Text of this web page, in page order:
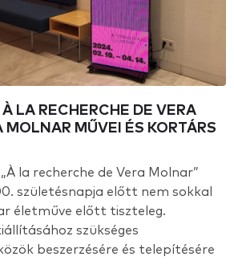
LA RECHERCHE DE VERA
MOLNAR MŰVEI ÉS KORTÁRS
la recherche de Vera Molnar”
születésnapja előtt nem sokkal
életműve előtt tiszteleg.
szükséges
beszerzésére és telepítésére